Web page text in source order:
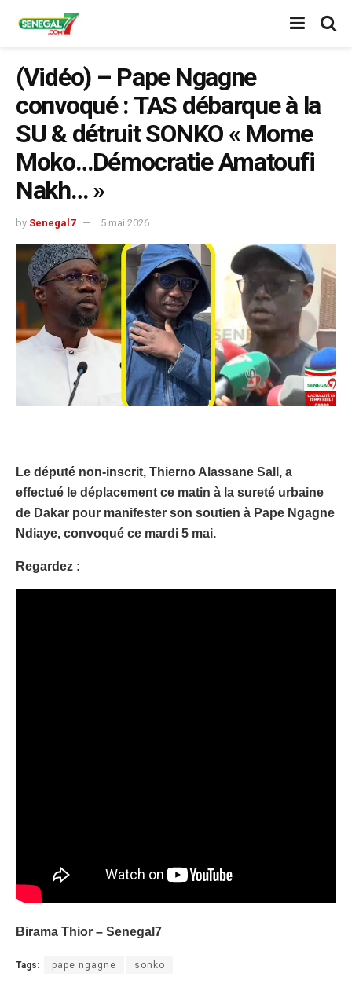
(Vidéo) – Pape Ngagne
convoqué : TAS débarque à la
SU & détruit SONKO « Mome
Moko…Démocratie Amatoufi
Nakh… »
by Senegal7 5 mai 2026
Le député non-inscrit, Thierno Alassane Sall, a
effectué le déplacement ce matin à la sureté urbaine
de Dakar pour manifester son soutien à Pape Ngagne
Ndiaye, convoqué ce mardi 5 mai.
Regardez :
Birama Thior – Senegal7
Tags: pape ngagne sonko